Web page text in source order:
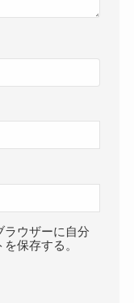
ラウザーに自分
保存する。